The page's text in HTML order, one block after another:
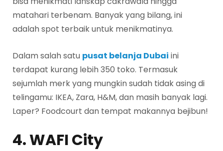
matahari terbenam. Banyak yang bilang, ini
adalah spot terbaik untuk menikmatinya.
Dalam salah satu pusat belanja Dubai ini
terdapat kurang lebih 350 toko. Termasuk
sejumlah merk yang mungkin sudah tidak asing di
telingamu: IKEA, Zara, H&M, dan masih banyak lagi.
Laper? Foodcourt dan tempat makannya bejibun!
4. WAFI City